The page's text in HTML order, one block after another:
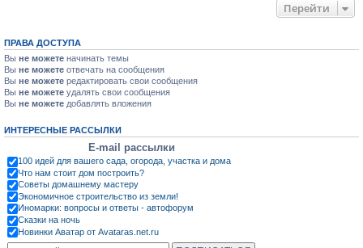
Перейти
ПРАВА ДОСТУПА
Вы не можете начинать темы
Вы не можете отвечать на сообщения
Вы не можете редактировать свои сообщения
Вы не можете удалять свои сообщения
Вы не можете добавлять вложения
ИНТЕРЕСНЫЕ РАССЫЛКИ
E-mail рассылки
100 идей для вашего сада, огорода, участка и дома
Что нам стоит дом построить?
Советы домашнему мастеру
Экономичное строительство из земли!
Иномарки: вопросы и ответы - автофорум
Сказки на ночь
Новинки Аватар от Avataras.net.ru